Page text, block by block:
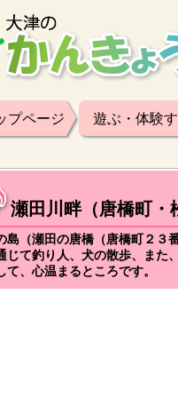
プページ 遊ぶ・体験
瀬田川畔（唐橋町・
島（瀬田の唐橋（唐橋町２３
じて釣り人、犬の散歩、また
て、心温まるところです。